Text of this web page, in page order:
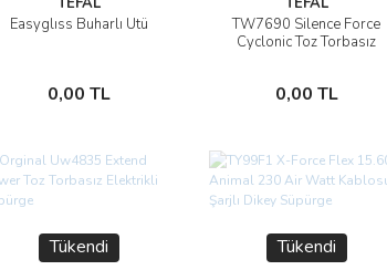
Easyglıss Buharlı Ütü
0,00 TL
İncele
Stokta Yok
TW7690 Silence Force
Cyclonic Toz Torbasız
0,00 TL
İncele
Stokta Yok
Tükendi Tükendi